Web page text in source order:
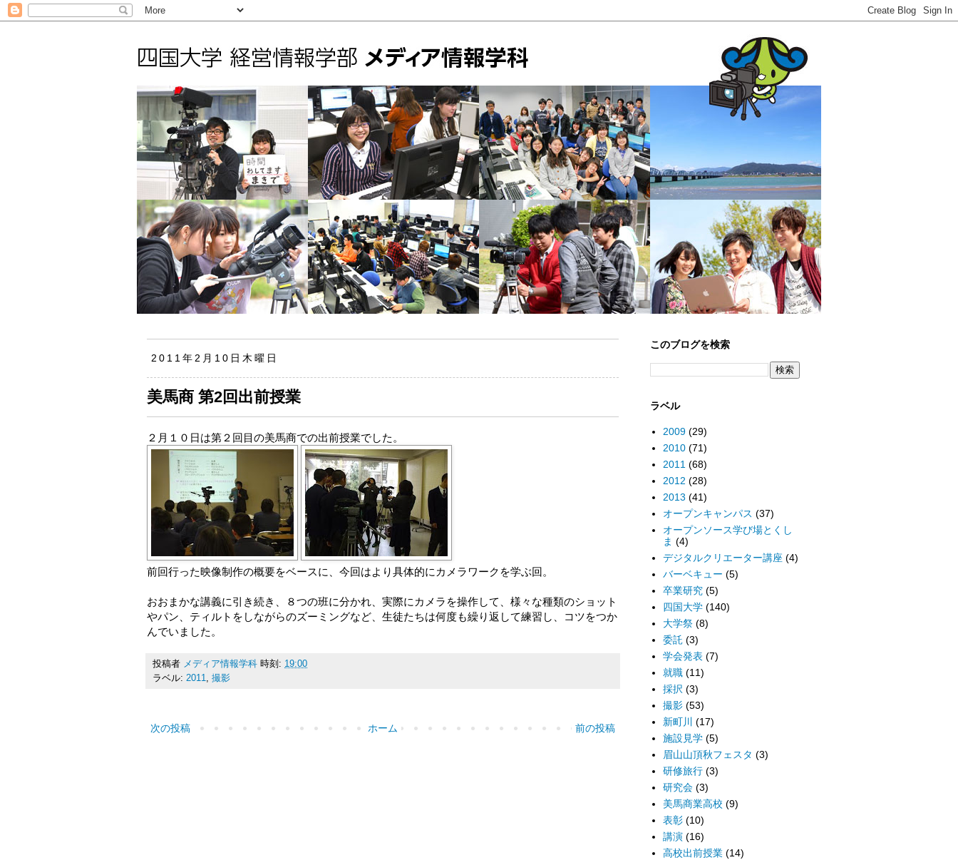
2011年2月10日木曜日
美馬商 第2回出前授業
２月１０日は第２回目の美馬商での出前授業でした。
前回行った映像制作の概要をベースに、今回はより具体的にカメラワークを学ぶ回。
おおまかな講義に引き続き、８つの班に分かれ、実際にカメラを操作して、様々な種類のショット
やパン、ティルトをしながらのズーミングなど、生徒たちは何度も繰り返して練習し、コツをつか
んでいました。
投稿者 メディア情報学科 時刻: 19:00
ラベル: 2011, 撮影
次の投稿 前の投稿
ホーム
このブログを検索
ラベル
2009 (29)
2010 (71)
2011 (68)
2012 (28)
2013 (41)
オープンキャンパス (37)
オープンソース学び場とくし
ま (4)
デジタルクリエーター講座 (4)
バーベキュー (5)
卒業研究 (5)
四国大学 (140)
大学祭 (8)
委託 (3)
学会発表 (7)
就職 (11)
採択 (3)
撮影 (53)
新町川 (17)
施設見学 (5)
眉山山頂秋フェスタ (3)
研修旅行 (3)
研究会 (3)
美馬商業高校 (9)
表彰 (10)
講演 (16)
高校出前授業 (14)